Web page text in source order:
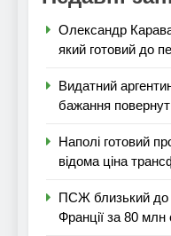
Олександр
який готовий до
Видатний
бажання
Наполі готовий
відома ціна
ПСЖ близький до
Франції за 80 млн